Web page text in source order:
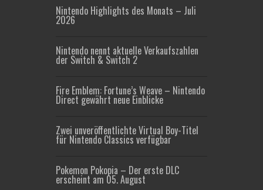
Nintendo Highlights des Monats – Juli
2026
Nintendo nennt aktuelle Verkaufszahlen
der Switch & Switch 2
Fire Emblem: Fortune’s Weave – Nintendo
Direct gewährt neue Einblicke
Zwei unveröffentlichte Virtual Boy-Titel
für Nintendo Classics verfügbar
Pokemon Pokopia – Der erste DLC
erscheint am 05. August